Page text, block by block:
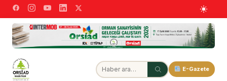
E-Gazete